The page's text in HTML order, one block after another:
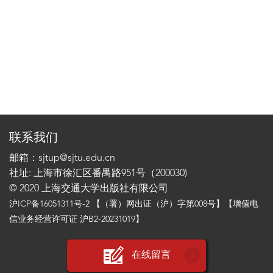
联系我们
邮箱：sjtup@sjtu.edu.cn
社址: 上海市徐汇区番禺路951号（200030)
© 2020 上海交通大学出版社有限公司
沪ICP备16051311号-2 【（署）网出证（沪）字第008号】【增值电
信业务经营许可证 沪B2-20231019】
在线留言